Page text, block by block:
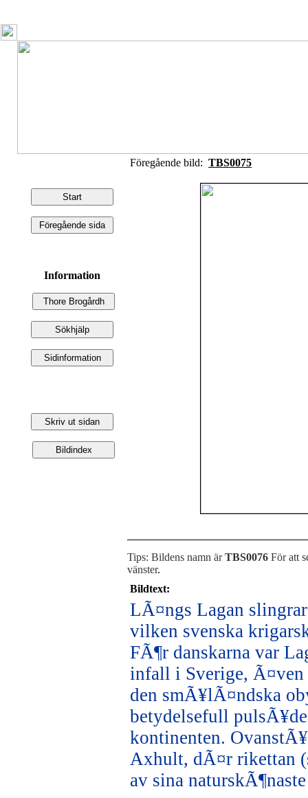
Information
Föregående bild: TBS0075
Tips: Bildens namn ärTBS0076 För att
vänster.
Bildtext:
LÃ¤ngs Lagan
vilken svenska
FÃ¶r danskarna var
infall i Sverige, Ã¤ven
den smÃ¥lÃ¤ndska
betydelsefull
kontinenten.
Axhult, dÃ¤r rikettan
av sina